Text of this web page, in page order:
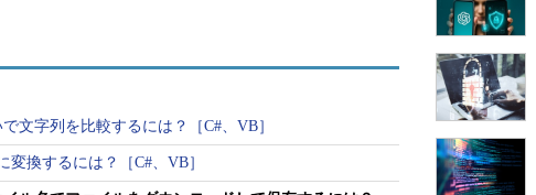
文字列を比較するには？［C#、VB］
換するには？［C#、VB］